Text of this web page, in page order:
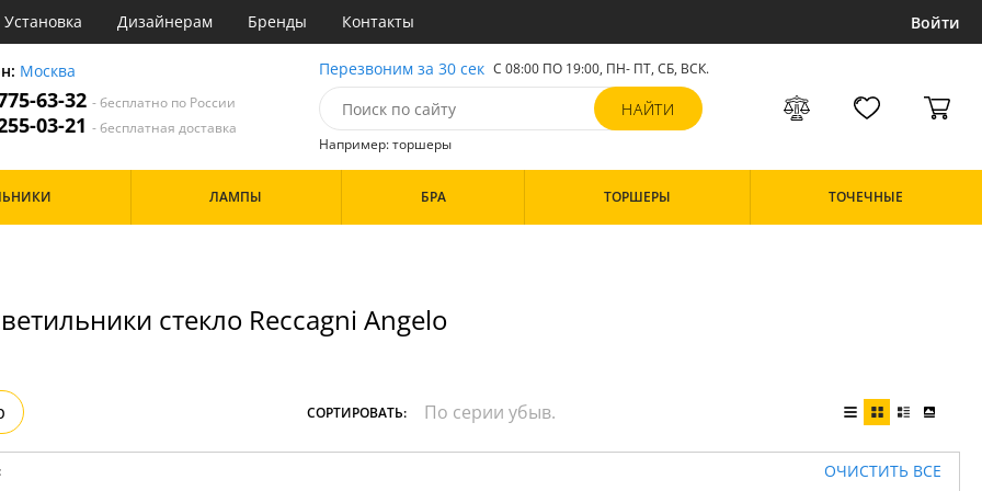
Установка Дизайнерам Бренды Контакты Войти
Москва
63-32- бесплатно по России
03-21- бесплатная доставка
Перезвоним за 30 сек С 08:00 ПО 19:00, ПН- ПТ, СБ, ВСК.
Например: торшеры
Дизайн/Форма
ЛАМПЫ БРА ТОРШЕРЫ ТОЧЕЧНЫЕ
стекло Reccagni Angelo
СОРТИРОВАТЬ:
ОЧИСТИТЬ ВСЕ